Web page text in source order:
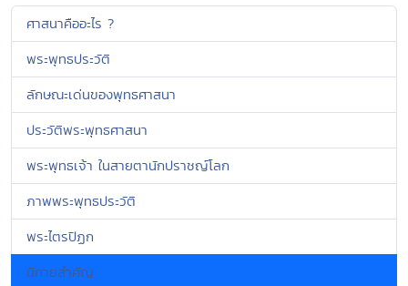
ศาสนาคืออะไร ?
พระพุทธประวัติ
ลักษณะเด่นของพุทธศาสนา
ประวัติพระพุทธศาสนา
พระพุทธเจ้า ในสายตานักปราชญ์โลก
ภาพพระพุทธประวัติ
พระไตรปิฏก
นิกายสำคัญ